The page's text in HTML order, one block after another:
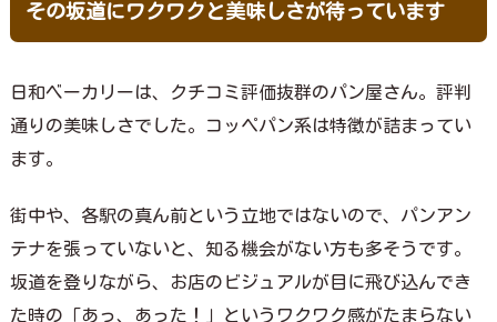
その坂道にワクワクと美味しさが待っています
日和ベーカリーは、クチコミ評価抜群のパン屋さん。評判
通りの美味しさでした。コッペパン系は特徴が詰まってい
ます。
街中や、各駅の真ん前という立地ではないので、パンアン
テナを張っていないと、知る機会がない方も多そうです。
坂道を登りながら、お店のビジュアルが目に飛び込んでき
た時の「あっ、あった！」というワクワク感がたまらない